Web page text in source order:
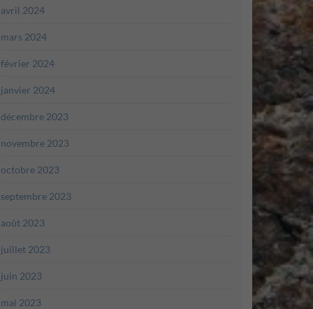
avril 2024
mars 2024
février 2024
janvier 2024
décembre 2023
novembre 2023
octobre 2023
septembre 2023
août 2023
juillet 2023
juin 2023
mai 2023